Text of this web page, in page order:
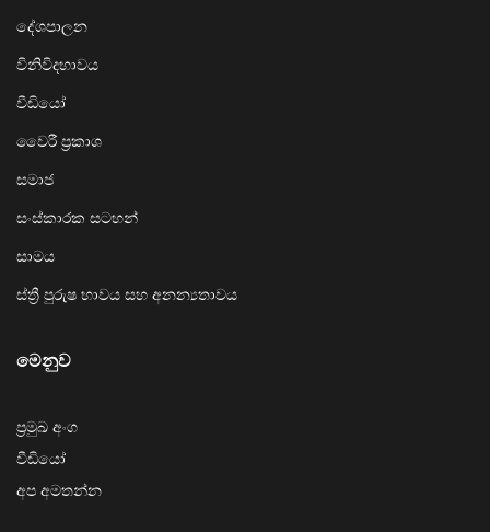
දේශපාලන
විනිවිදභාවය
වීඩියෝ
වෛරී ප්‍රකාශ
සමාජ
සංස්කාරක සටහන්
සාමය
ස්ත්‍රී පුරුෂ භාවය සහ අනන්‍යතාවය
මෙනුව
ප්‍රමුඛ අංග
වීඩියෝ
අප අමතන්න